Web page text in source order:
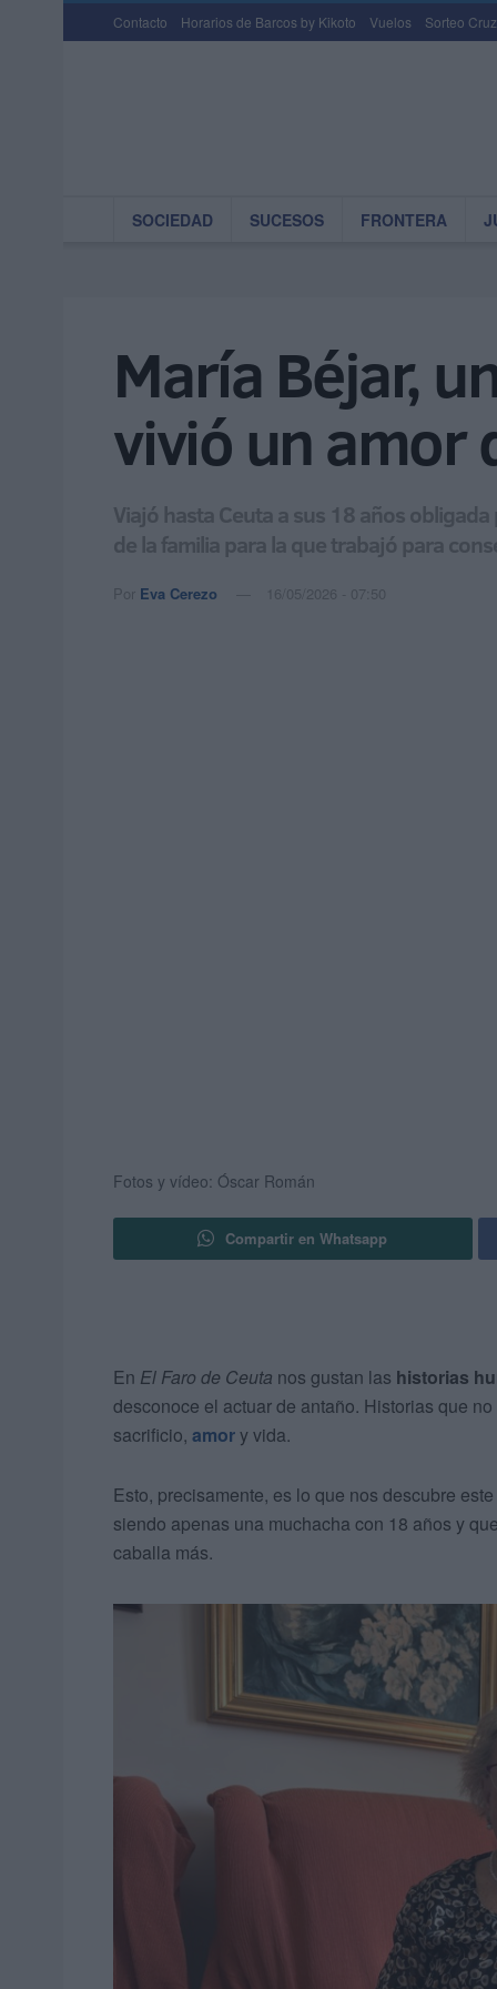
Contacto Horarios de Barcos by Kikoto Vuelos Sorteo
SOCIEDAD SUCESOS FRONTERA
María Béjar,
vivió un amor
Viajó hasta Ceuta a sus 18 años
de la familia para la que trabajó para
Por Eva Cerezo 16/05/2026 - 07:50
Fotos y vídeo: Óscar Román
Compartir en Whatsapp
En El Faro de Ceuta nos gustan las historias
desconoce el actuar de antaño. Historias que
sacrificio, amory vida.
Esto, precisamente, es lo que nos descubre
siendo apenas una muchacha con 18 años y
caballa más.